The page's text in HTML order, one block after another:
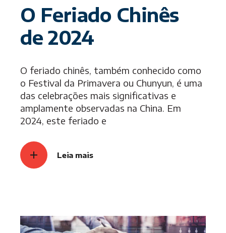
O Feriado Chinês
de 2024
O feriado chinês, também conhecido como
o Festival da Primavera ou Chunyun, é uma
das celebrações mais significativas e
amplamente observadas na China. Em
2024, este feriado e
Leia mais